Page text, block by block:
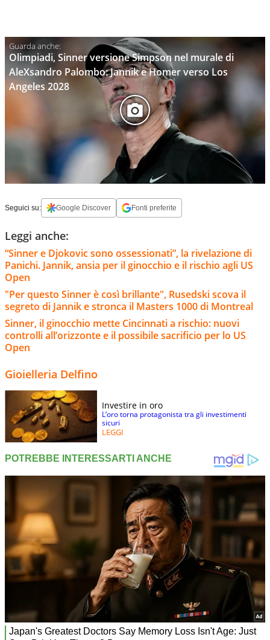
Olimpiadi, Sinner versione Simpson nel murale di
AleXsandro Palombo: Jannik e Homer verso Los
Angeles 2028
Seguici su: Google Discover Fonti preferite
Leggi anche:
“Sinner e Djokovic sono ossessionati”, la rivelazione di
Panichi. Jannik, ansia per il ginocchio e il rischio agli US
Open
"Per questo Sinner è così brillante", Rusedski scova il
segreto di Jannik e stronca il Masters 1000 di Montreal
Sinner, il ginocchio mette Cincinnati a rischio: nuovi
controlli all’orizzonte e il possibile sacrificio per lo US
Open
Gioielleria Delfino
Investire in oro
L’oro torna protagonista tra gli investimenti
sicuri
LEGGI